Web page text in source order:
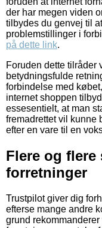
der har megen viden
tilbydes du genvej til
problemstillinger i
på dette link.
Foruden dette tilråder
betydningsfulde
forbindelse med
internet shoppen
essesentielt, at man
fremadrettet vil kunne
efter en vare til en
Flere og flere
forretninger
Trustpilot giver dig
efterse mange andre
grund